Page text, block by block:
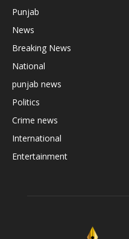
Punjab
News
Breaking News
National
punjab news
Politics
Crime news
International
Entertainment